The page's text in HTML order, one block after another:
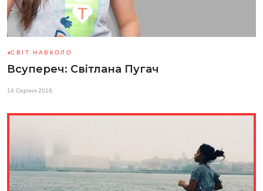
СВІТ НАВКОЛО
Всупереч: Світлана Пугач
14 Серпня 2018